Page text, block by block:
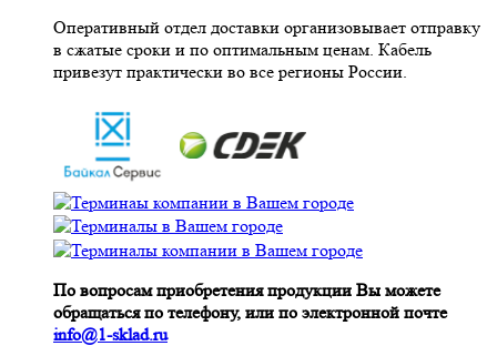
Оперативный отдел доставки организовывает отправку
в сжатые сроки и по оптимальным ценам. Кабель
привезут практически во все регионы России.
По вопросам приобретения продукции Вы можете
обращаться по телефону, или по электронной почте
info@1-sklad.ru